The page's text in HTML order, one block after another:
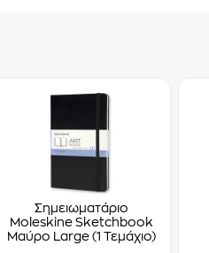
Σημειωματάριο
Moleskine Sketchbook
Μαύρο Large (1 Τεμάχιο)